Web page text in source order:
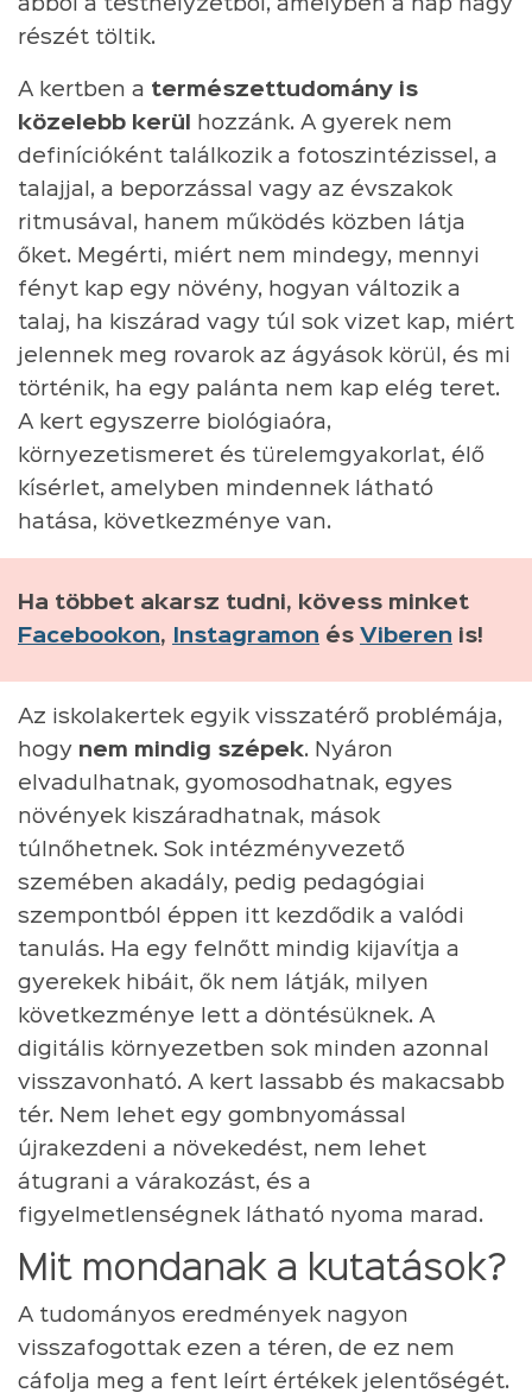
abból a testhelyzetből, amelyben a nap nagy
részét töltik.
A kertben a természettudomány is
közelebb kerül
hozzánk. A gyerek nem
definícióként találkozik a fotoszintézissel, a
talajjal, a beporzással vagy az évszakok
ritmusával, hanem működés közben látja
őket. Megérti, miért nem mindegy, mennyi
fényt kap egy növény, hogyan változik a
talaj, ha kiszárad vagy túl sok vizet kap, miért
jelennek meg rovarok az ágyások körül, és mi
történik, ha egy palánta nem kap elég teret.
A kert egyszerre biológiaóra,
környezetismeret és türelemgyakorlat, élő
kísérlet, amelyben mindennek látható
hatása, következménye van.
Ha többet akarsz tudni, kövess minket
Facebookon, Instagramon és Viberen is!
Az iskolakertek egyik visszatérő problémája,
hogy nem mindig szépek. Nyáron
elvadulhatnak, gyomosodhatnak, egyes
növények kiszáradhatnak, mások
túlnőhetnek. Sok intézményvezető
szemében akadály, pedig pedagógiai
szempontból éppen itt kezdődik a valódi
tanulás. Ha egy felnőtt mindig kijavítja a
gyerekek hibáit, ők nem látják, milyen
következménye lett a döntésüknek. A
digitális környezetben sok minden azonnal
visszavonható. A kert lassabb és makacsabb
tér. Nem lehet egy gombnyomással
újrakezdeni a növekedést, nem lehet
átugrani a várakozást, és a
figyelmetlenségnek látható nyoma marad.
Mit mondanak a kutatások?
A tudományos eredmények nagyon
visszafogottak ezen a téren, de ez nem
cáfolja meg a fent leírt értékek jelentőségét.